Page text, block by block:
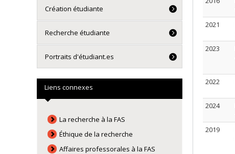
2021
2023
2022
2024
2019
Création étudiante
Recherche étudiante
Portraits d'étudiant.es
Liens connexes
La recherche à la FAS
Éthique de la recherche
Affaires professorales à la FAS